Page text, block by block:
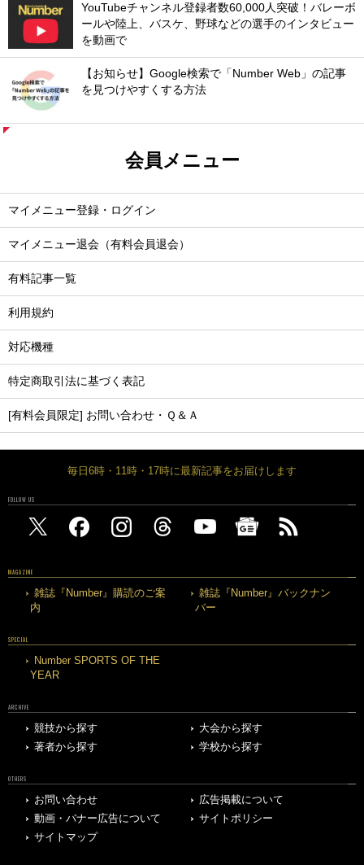
YouTubeチャンネル登録者数60,000人突破！バレーボ
ールや陸上、バスケ、野球などの選手のインタビュー
を動画で
【お知らせ】Google検索で「Number Web」の記事
を見つけやすくする方法
会員メニュー
マイメニュー登録・ログイン
マイメニュー退会（有料会員退会）
有料記事一覧
利用規約
対応機種
特定商取引法に基づく表記
[有料会員限定] お問い合わせ・Ｑ＆Ａ
毎日6時・11時・17時に最新記事をお届けします
FOLLOW US
MAGAZINE
雑誌『Number』購読のご案
内
雑誌『Number』バックナン
バー
SPECIAL
Number SPORTS OF THE
YEAR
ARCHIVE
競技から探す
大会から探す
著者から探す
学校から探す
OTHERS
お問い合わせ
広告掲載について
動画・バナー広告について
サイトポリシー
サイトマップ